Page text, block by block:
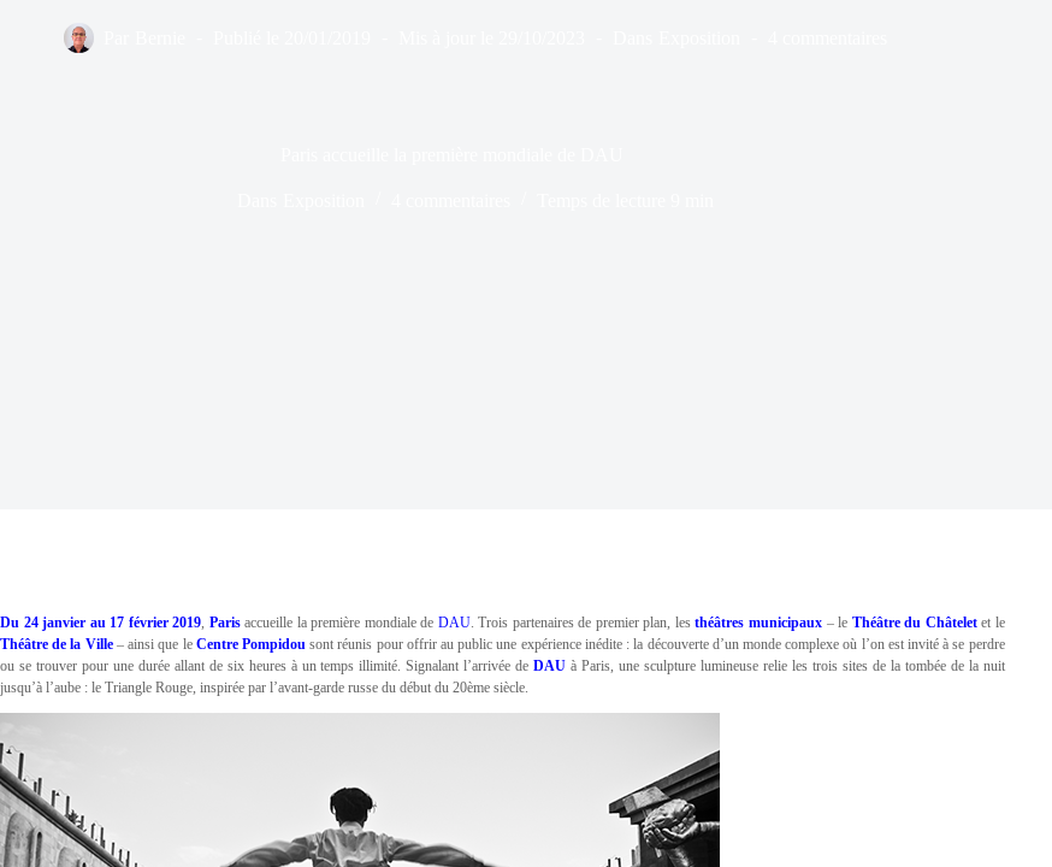
Du 24 janvier au 17 février 2019, Parisaccueille la première mondiale de DAU. Trois partenaires de premier plan, lesthéâtres municipaux – le Théâtre du Châteletet le
Théâtre de la Ville– ainsi que le Centre Pompidousont réunis pour offrir au public une expérience inédite : la découverte d’un monde complexe où l’on est invité à se perdre
ou se trouver pour une durée allant de six heures à un temps illimité. Signalant l’arrivée deDAU à Paris, une sculpture lumineuse relie les trois sites de la tombée de la nuit
jusqu’à l’aube : le Triangle Rouge, inspirée par l’avant-garde russe du début du 20ème siècle.